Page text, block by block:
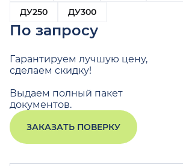
ДУ250
ДУ300
По запросу
Гарантируем лучшую цену,
сделаем скидку!
Выдаем полный пакет
документов.
ЗАКАЗАТЬ ПОВЕРКУ